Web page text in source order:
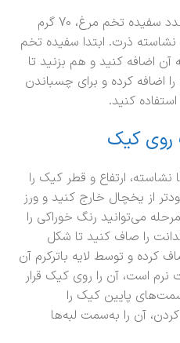
مواد این ترکیب عبارتند از یک عدد سفیده تخم مرغ، 70 گرم
نشاسته ذرت. ابتدا سفیده تخم
آن اضافه کنید و هم بزنید تا
کرده و برای چسباندن
کنید.
روی کیک
ارتفاع و قطر کیک را
از یخچال خارج کنید و ورز
می‌توانید رنگ خوراکی را
را صاف کنید تا شکل
کرده و توسط لایه باترکرم آن
نرم است، آن را روی کیک قرار
پایین کیک را
آن را به‌سمت لبه‌ها